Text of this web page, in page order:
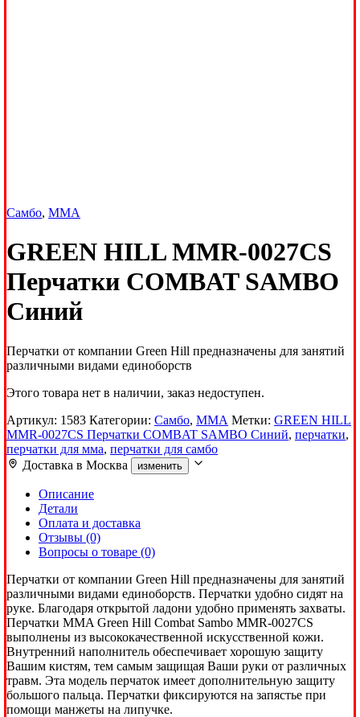
Самбо, ММА
GREEN HILL MMR-0027CS
Перчатки COMBAT SAMBO
Синий
Перчатки от компании Green Hill предназначены для занятий
различными видами единоборств
Этого товара нет в наличии, заказ недоступен.
Артикул: 1583 Категории: Самбо, ММА Метки: GREEN HILL
MMR-0027CS Перчатки COMBAT SAMBO Синий, перчатки,
перчатки для мма, перчатки для самбо
Доставка в Москва изменить
Описание
Детали
Оплата и доставка
Отзывы (0)
Вопросы о товаре (0)
Перчатки от компании Green Hill предназначены для занятий
различными видами единоборств. Перчатки удобно сидят на
руке. Благодаря открытой ладони удобно применять захваты.
Перчатки MMA Green Hill Combat Sambo MMR-0027CS
выполнены из высококачественной искусственной кожи.
Внутренний наполнитель обеспечивает хорошую защиту
Вашим кистям, тем самым защищая Ваши руки от различных
травм. Эта модель перчаток имеет дополнительную защиту
большого пальца. Перчатки фиксируются на запястье при
помощи манжеты на липучке.